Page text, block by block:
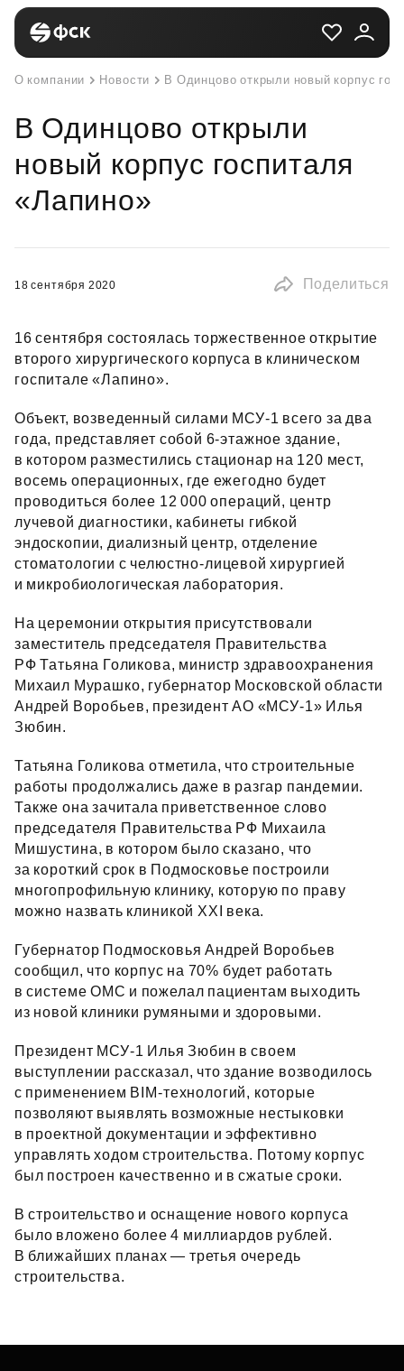
О компании Новости В Одинцово открыли новый корпус
В Одинцово открыли
новый корпус госпиталя
«Лапино»
18 сентября 2020 Поделиться
16 сентября состоялась торжественное открытие
второго хирургического корпуса в клиническом
госпитале «Лапино».
Объект, возведенный силами МСУ‑1 всего за два
года, представляет собой 6‑этажное здание,
в котором разместились стационар на 120 мест,
восемь операционных, где ежегодно будет
проводиться более 12 000 операций, центр
лучевой диагностики, кабинеты гибкой
эндоскопии, диализный центр, отделение
стоматологии с челюстно‑лицевой хирургией
и микробиологическая лаборатория.
На церемонии открытия присутствовали
заместитель председателя Правительства
РФ Татьяна Голикова, министр здравоохранения
Михаил Мурашко, губернатор Московской области
Андрей Воробьев, президент АО «МСУ‑1» Илья
Зюбин.
Татьяна Голикова отметила, что строительные
работы продолжались даже в разгар пандемии.
Также она зачитала приветственное слово
председателя Правительства РФ Михаила
Мишустина, в котором было сказано, что
за короткий срок в Подмосковье построили
многопрофильную клинику, которую по праву
можно назвать клиникой XXI века.
Губернатор Подмосковья Андрей Воробьев
сообщил, что корпус на 70% будет работать
в системе ОМС и пожелал пациентам выходить
из новой клиники румяными и здоровыми.
Президент МСУ‑1 Илья Зюбин в своем
выступлении рассказал, что здание возводилось
с применением ВIM‑технологий, которые
позволяют выявлять возможные нестыковки
в проектной документации и эффективно
управлять ходом строительства. Потому корпус
был построен качественно и в сжатые сроки.
В строительство и оснащение нового корпуса
было вложено более 4 миллиардов рублей.
В ближайших планах — третья очередь
строительства.